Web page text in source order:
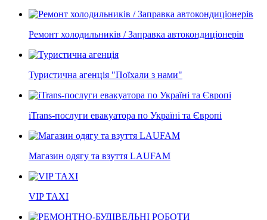
Ремонт холодильників / Заправка автокондиціонерів
Туристична агенція "Поїхали з нами"
iTrans-послуги евакуатора по Україні та Європі
Магазин одягу та взуття LAUFAM
VIP TAXI